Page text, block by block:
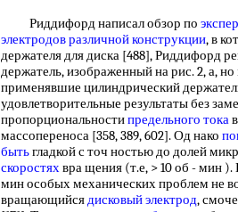
Риддифорд написал обзор по
электродовразличной конструкции, в
держателя для диска [488], Риддифорд
держатель, изображенный на рис. 2, а,
применявшие цилиндрический
удовлетворительные результаты без
пропорциональностипредельного тока
массопереноса [358, 389, 602]. Од нако
бытьгладкой с точ ностью до долей
скоростяхвра щения (т.е, > 10 об - мин
мин особых механических проблем не
вращающийсядисковый электрод,